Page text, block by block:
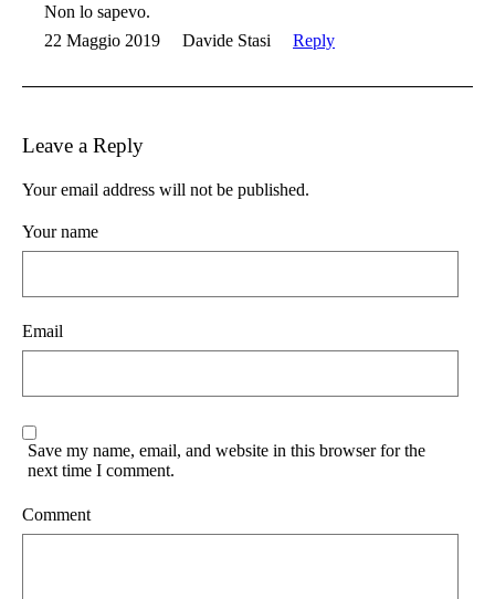
Non lo sapevo.
22 Maggio 2019
Davide Stasi Reply
Leave a Reply
Your email address will not be published.
Your name
Email
Save my name, email, and website in this browser for the
next time I comment.
Comment